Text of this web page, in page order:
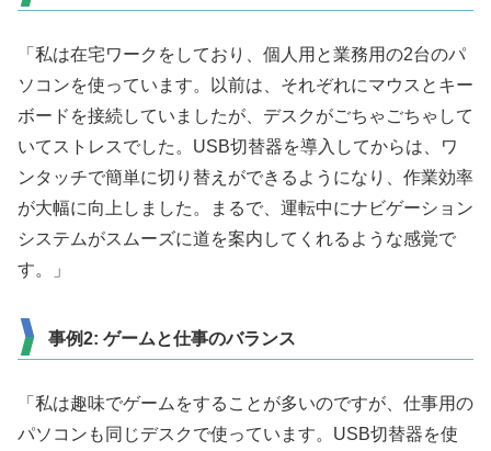
「私は在宅ワークをしており、個人用と業務用の2台のパ
ソコンを使っています。以前は、それぞれにマウスとキー
ボードを接続していましたが、デスクがごちゃごちゃして
いてストレスでした。USB切替器を導入してからは、ワ
ンタッチで簡単に切り替えができるようになり、作業効率
が大幅に向上しました。まるで、運転中にナビゲーション
システムがスムーズに道を案内してくれるような感覚で
す。」
事例2: ゲームと仕事のバランス
「私は趣味でゲームをすることが多いのですが、仕事用の
パソコンも同じデスクで使っています。USB切替器を使